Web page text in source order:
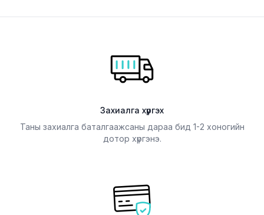
Захиалга хүргэх
Таны захиалга баталгаажсаны дараа бид 1-2 хоногийн
дотор хүргэнэ.